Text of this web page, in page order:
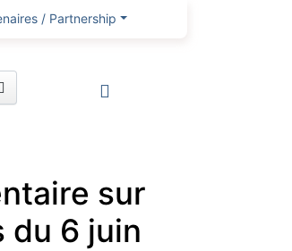
/ Partnership
sur
du 6 juin